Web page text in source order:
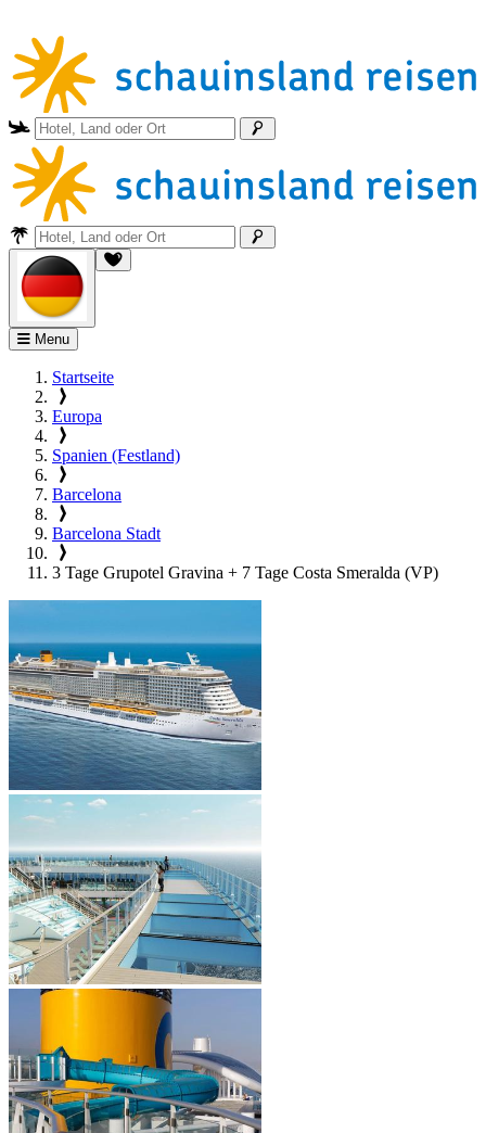
Menu
Startseite
Europa
Spanien (Festland)
Barcelona
Barcelona Stadt
3 Tage Grupotel Gravina + 7 Tage Costa Smeralda (VP)